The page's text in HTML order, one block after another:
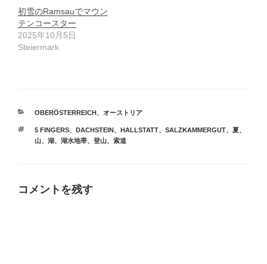
初雪のRamsauでマウン
テンコースター
2025年10月5日
Steiermark
カ
ゴ
リ
OBERÖSTERREICH、 オーストリア
タ
グ
5 FINGERS、 DACHSTEIN、 HALLSTATT、 SALZKAMMERGUT、 夏、
山、 湖、 湖水地帯、 登山、 索道
コメントを残す